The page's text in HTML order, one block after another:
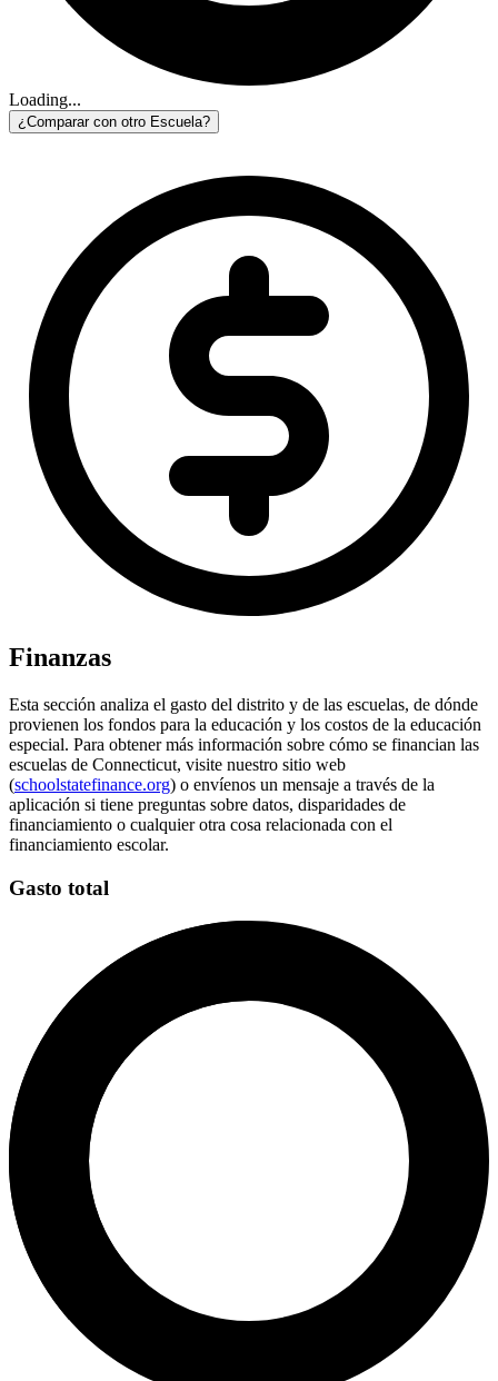
Loading...
¿Comparar con otro Escuela?
Finanzas
Esta sección analiza el gasto del distrito y de las escuelas, de dónde
provienen los fondos para la educación y los costos de la educación
especial. Para obtener más información sobre cómo se financian las
escuelas de Connecticut, visite nuestro sitio web
(schoolstatefinance.org) o envíenos un mensaje a través de la
aplicación si tiene preguntas sobre datos, disparidades de
financiamiento o cualquier otra cosa relacionada con el
financiamiento escolar.
Gasto total